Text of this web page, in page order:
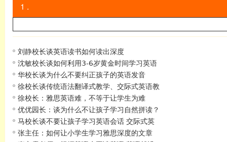
1 .
刘静校长谈英语读书如何读出深度
沈敏校长谈如何利用3-6岁黄金时间学习英语
华校长谈为什么不要纠正孩子的英语发音
徐校长谈传统语法翻译式教学、交际式英语教
徐校长：雅思英语难，不等于让学生为难
优优园长：谈为什么不让孩子学习自然拼读？
马校长谈不要让孩子学习英语会话 交际式英
张主任：如何让小学生学习雅思深度的文章